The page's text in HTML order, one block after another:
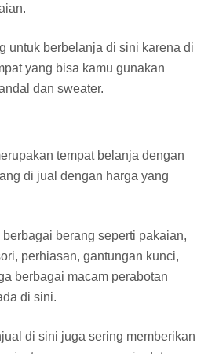
untuk berbelanja di sini karena di
yang bisa kamu gunakan
dan sweater.
tempat belanja dengan
di jual dengan harga yang
berang seperti pakaian,
perhiasan, gantungan kunci,
berbagai macam perabotan
di sini.
di sini juga sering memberikan